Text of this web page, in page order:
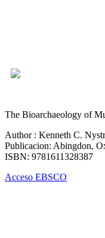
The Bioarchaeology of
Author : Kenneth C.
Publicacion: Abingdon,
ISBN: 9781611328387
Acceso EBSCO